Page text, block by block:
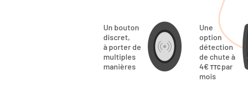
Un bouton
discret,
à porter de
multiples
manières
Une
option
détection
de chute à
4€ TTC par
mois